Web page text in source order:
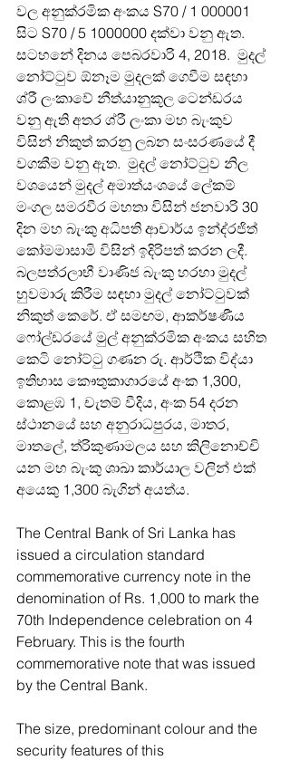
වල අනුක්රමික අංකය S70 / 1 000001
සිට S70 / 5 1000000 දක්වා වනු ඇත.
සටහනේ දිනය පෙබරවාරි 4, 2018.  මුදල්
නෝට්ටුව ඕනෑම මුදලක් ගෙවීම සඳහා
ශ්රී ලංකාවේ නීත්යානුකූල ටෙන්ඩරය
වනු ඇති අතර ශ්රී ලංකා මහ බැංකුව
විසින් නිකුත් කරනු ලබන සංසරණයේ දී
වගකීම වනු ඇත.  මුදල් නෝට්ටුව නිල
වශයෙන් මුදල් අමාත්යංශයේ ලේකම්
මංගල සමරවීර මහතා විසින් ජනවාරි 30
දින මහ බැංකු අධිපති ආචාර්ය ඉන්ද්රජිත්
කෝමමාසාමි විසින් ඉදිරිපත් කරන ලදී.
බලපත්රලාභී වාණිජ බැංකු හරහා මුදල්
හුවමාරු කිරීම සඳහා මුදල් නෝට්ටුවක්
නිකුත් කෙරේ. ඒ සමඟම, ආකර්ෂණීය
ෆෝල්ඩරයේ මුල් අනුක්රමික අංකය සහිත
කෙටි නෝට්ටු ගණන රු. ආර්ථික විද්යා
ඉතිහාස කෞතුකාගාරයේ අංක 1,300,
කොළඹ 1, චැතම් වීදිය, අංක 54 දරන
ස්ථානයේ සහ අනුරාධපුරය, මාතර,
මාතලේ, ත්රිකුණාමලය සහ කිලිනොච්චි
යන මහ බැංකු ශාඛා කාර්යාල වලින් එක්
අයෙකු 1,300 බැගින් අයත්ය.
The Central Bank of Sri Lanka has
issued a circulation standard
commemorative currency note in the
denomination of Rs. 1,000 to mark the
70th Independence celebration on 4
February. This is the fourth
commemorative note that was issued
by the Central Bank.
The size, predominant colour and the
security features of this